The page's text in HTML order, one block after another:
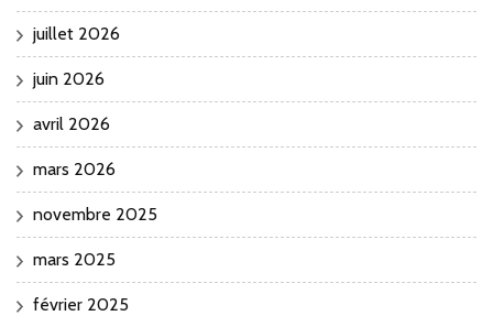
juillet 2026
juin 2026
avril 2026
mars 2026
novembre 2025
mars 2025
février 2025